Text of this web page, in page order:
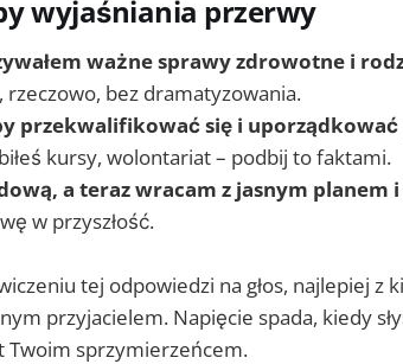
wyjaśniania przerwy
ważne sprawy zdrowotne i
rzeczowo, bez dramatyzowania.
przekwalifikować się i
kursy, wolontariat – podbij to faktami.
a teraz wracam z jasnym planem
w przyszłość.
tej odpowiedzi na głos, najlepiej z
przyjacielem. Napięcie spada, kiedy
Twoim sprzymierzeńcem.